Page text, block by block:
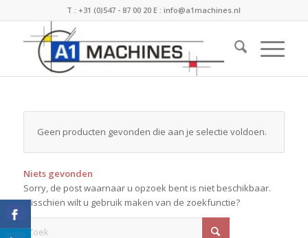
T :+31 (0)547 - 87 00 20 E :info@a1machines.nl
Geen producten gevonden die aan je selectie voldoen.
Niets gevonden
Sorry, de post waarnaar u opzoek bent is niet beschikbaar.
Misschien wilt u gebruik maken van de zoekfunctie?